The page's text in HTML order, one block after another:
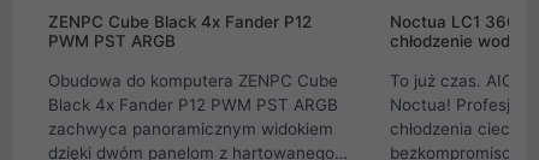
ZENPC Cube Black 4x Fander P12
PWM PST ARGB
Obudowa do komputera ZENPC Cube
Black 4x Fander P12 PWM PST ARGB
zachwyca panoramicznym widokiem
dzięki dwóm panelom z hartowanego
Noctua LC1
chłodzenie wodne
To już czas. AIO
Noctua!
chłodzenia cieczą